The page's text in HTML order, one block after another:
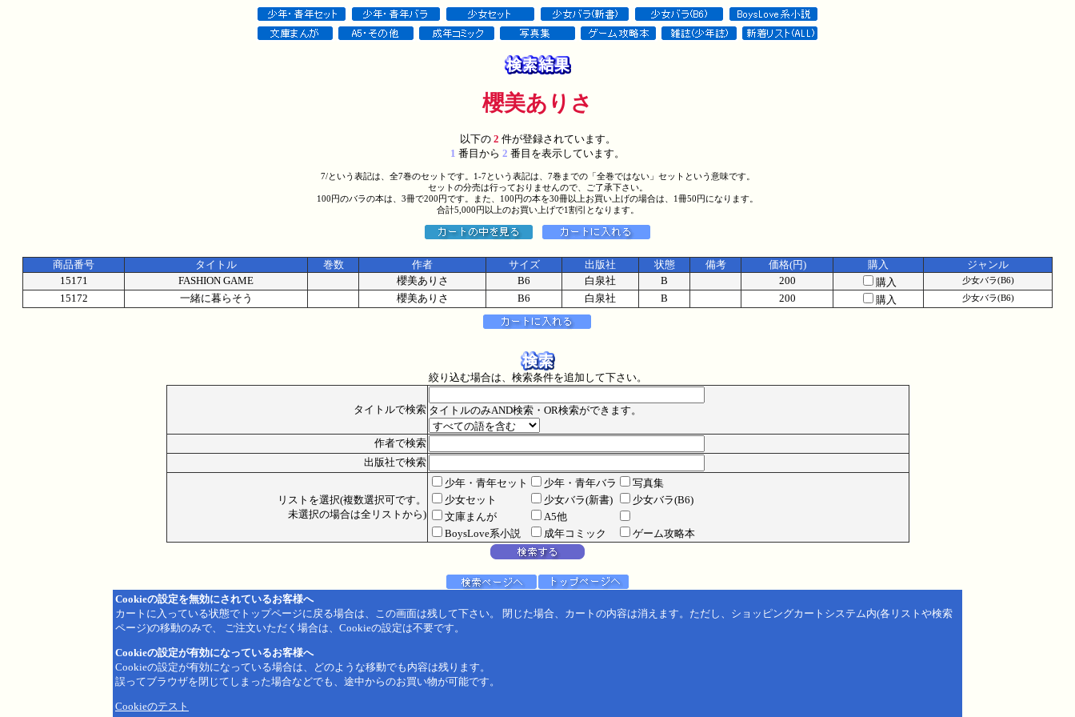
櫻美ありさ
以下の2 件が登録されています。
1 番目から 2 番目を表示しています。
7/という表記は、全7巻のセットです。1-7という表記は、7巻までの「全巻ではない」セットという意味です。
セットの分売は行っておりませんので、ご了承下さい。
100円のバラの本は、3冊で200円です。また、100円の本を30冊以上お買い上げの場合は、1冊50円になります。
合計5,000円以上のお買い上げで1割引となります。
商品番号 タイトル 巻数 作者 サイズ 出版社 状態 備考 価格(円) 購入
ジャンル
15171
FASHION GAME 櫻美ありさ B6 白泉社 B 200 購入 少女バラ(B6)
15172 一緒に暮らそう 櫻美ありさ B6 白泉社 B 200 購入 少女バラ(B6)
絞り込む場合は、検索条件を追加して下さい。
タイトルで検索 タイトルのみAND検索・OR検索ができます。
作者で検索
出版社で検索
リストを選択(複数選択可です。
未選択の場合は全リストから)
少年・青年セット 少年・青年バラ
写真集
少女セット
少女バラ(新書)
少女バラ(B6)
文庫まんが
A5他
BoysLove系小説
成年コミック ゲーム攻略本
Cookieの設定を無効にされているお客様へ
カートに入っている状態でトップページに戻る場合は、この画面は残して下さい。 閉じた場合、カートの内容は消えます。ただし、ショッピングカートシステム内(各リストや検索
ページ)の移動のみで、 ご注文いただく場合は、Cookieの設定は不要です。
Cookieの設定が有効になっているお客様へ
Cookieの設定が有効になっている場合は、どのような移動でも内容は残ります。
誤ってブラウザを閉じてしまった場合などでも、途中からのお買い物が可能です。
Cookieのテスト